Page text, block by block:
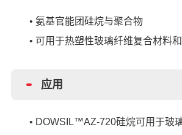
• 氨基官能团硅烷与聚合物
• 可用于热塑性玻璃纤维复合材料
应用
• DOWSIL™AZ-720硅烷可用于玻